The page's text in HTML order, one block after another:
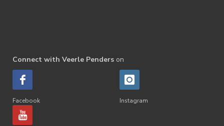
Connect with Veerle Penders on
Facebook Instagram